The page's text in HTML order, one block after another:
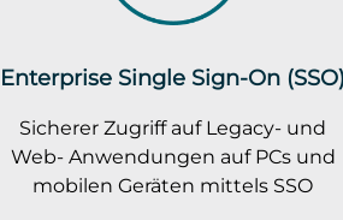
Enterprise Single Sign-On (SSO)
Sicherer Zugriff auf Legacy- und
Web- Anwendungen auf PCs und
mobilen Geräten mittels SSO